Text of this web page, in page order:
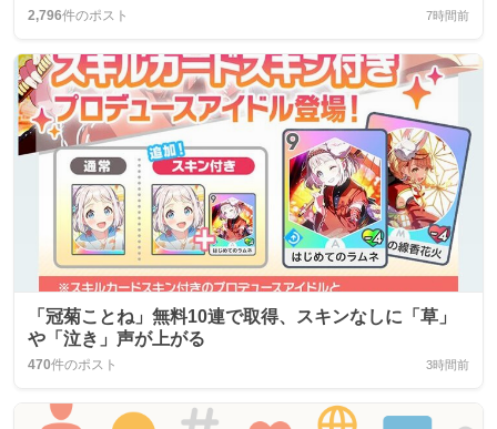
2,796件のポスト 7時間前
「冠菊ことね」無料10連で取得、スキンなしに「草」
や「泣き」声が上がる
470件のポスト 3時間前